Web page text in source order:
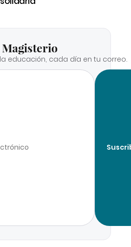
educación, cada día en tu correo.